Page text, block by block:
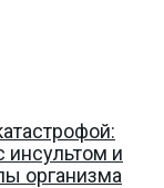
инсультом и
организма